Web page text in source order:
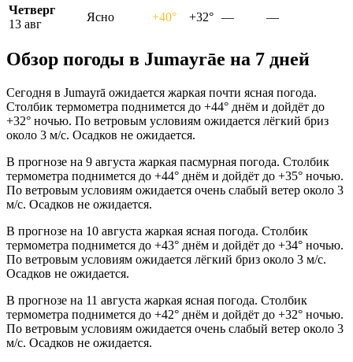
Четверг
13 авг
Ясно +40° +32° — —
Обзор погоды в Jumayrāе на 7 дней
Сегодня в Jumayrā ожидается жаркая почти ясная погода.
Столбик термометра поднимется до +44° днём и дойдёт до
+32° ночью. По ветровым условиям ожидается лёгкий бриз
около 3 м/с. Осадков не ожидается.
В прогнозе на 9 августа жаркая пасмурная погода. Столбик
термометра поднимется до +44° днём и дойдёт до +35° ночью.
По ветровым условиям ожидается очень слабый ветер около 3
м/с. Осадков не ожидается.
В прогнозе на 10 августа жаркая ясная погода. Столбик
термометра поднимется до +43° днём и дойдёт до +34° ночью.
По ветровым условиям ожидается лёгкий бриз около 3 м/с.
Осадков не ожидается.
В прогнозе на 11 августа жаркая ясная погода. Столбик
термометра поднимется до +42° днём и дойдёт до +32° ночью.
По ветровым условиям ожидается очень слабый ветер около 3
м/с. Осадков не ожидается.